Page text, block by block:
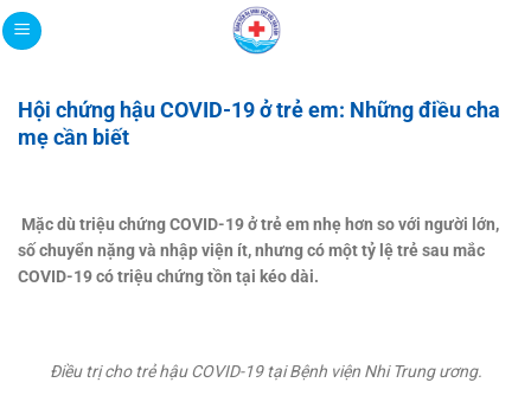
Bỏ
qua
dung
Hội chứng hậu COVID-19 ở trẻ em: Những điều cha
mẹ cần biết
Mặc dù triệu chứng COVID-19 ở trẻ em nhẹ hơn so với người lớn,
số chuyển nặng và nhập viện ít, nhưng có một tỷ lệ trẻ sau mắc
COVID-19 có triệu chứng tồn tại kéo dài.
Điều trị cho trẻ hậu COVID-19 tại Bệnh viện Nhi Trung ương.